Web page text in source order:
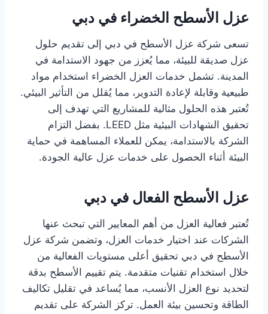
عزل الأسطح الخضراء في دبي
تسعى شركة عزل الأسطح في دبي إلى تقديم حلول
عزل صديقة للبيئة، مما يُعزز من جهود الاستدامة في
المدينة. تشمل خدمات العزل الخضراء استخدام مواد
طبيعية وقابلة لإعادة التدوير، مما يُقلل من التأثير البيئي.
تُعتبر هذه الحلول مثالية للمشاريع التي تهدف إلى
تحقيق الشهادات البيئية مثل LEED. بفضل التزام
الشركة بالاستدامة، يمكن للعملاء المساهمة في حماية
البيئة أثناء الحصول على خدمات عزل عالية الجودة.
عزل الأسطح الفعال في دبي
تُعتبر فعالية العزل من أهم المعايير التي تبحث عنها
الشركات عند اختيار خدمات العزل، وتضمن شركة عزل
الأسطح في دبي تحقيق أعلى مستويات الفعالية من
خلال استخدام تقنيات متقدمة. يتم تقييم الأسطح بدقة
لتحديد نوع العزل الأنسب، مما يُساعد في تقليل تكاليف
الطاقة وتحسين بيئة العمل. تركز الشركة على تقديم